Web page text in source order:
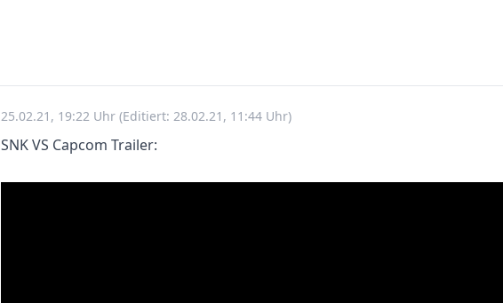
25.02.21, 19:22 Uhr(Editiert: 28.02.21, 11:44 Uhr)
SNK VS Capcom Trailer: